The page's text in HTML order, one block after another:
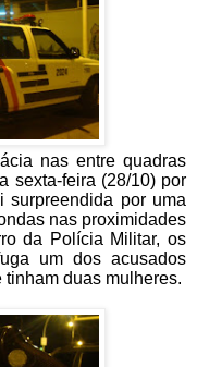
nas entre quadras
sexta-feira (28/10) por
por uma
nas proximidades
da Polícia Militar, os
um dos acusados
duas mulheres.